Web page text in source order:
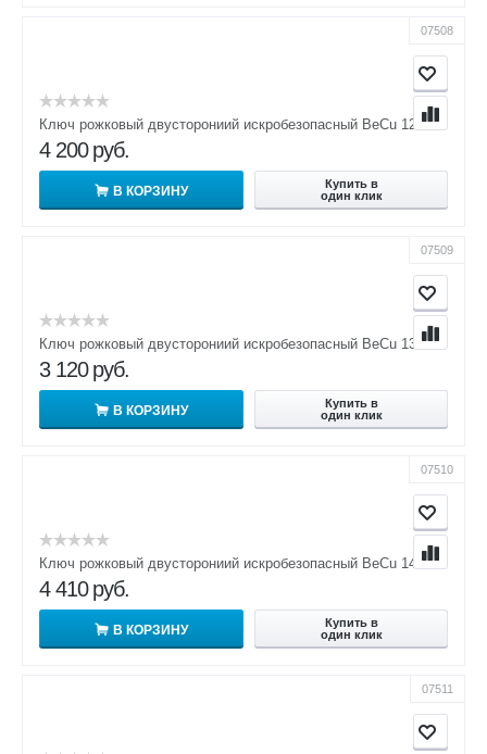
07508
Ключ рожковый двусторониий искробезопасный BeCu 12х14
4 200 руб.
В КОРЗИНУ
Купить в
один клик
07509
Ключ рожковый двусторониий искробезопасный BeCu 13х14
3 120 руб.
В КОРЗИНУ
Купить в
один клик
07510
Ключ рожковый двусторониий искробезопасный BeCu 14х17
4 410 руб.
В КОРЗИНУ
Купить в
один клик
07511